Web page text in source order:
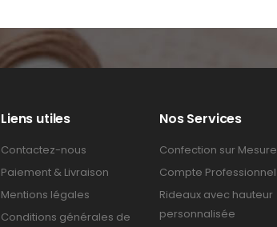
Liens utiles
Contactez-nous
Paiement & Livraison
Mentions légales
Conditions générales de
Nos Services
Confection sur Mesure
Compte Professionnel
Rideaux avec hauteur
personnalisée